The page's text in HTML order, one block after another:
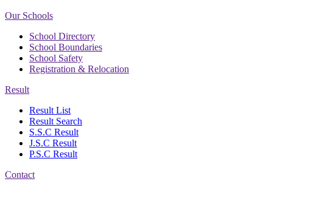
Our Schools
School Directory
School Boundaries
School Safety
Registration & Relocation
Result
Result List
Result Search
S.S.C Result
J.S.C Result
P.S.C Result
Contact